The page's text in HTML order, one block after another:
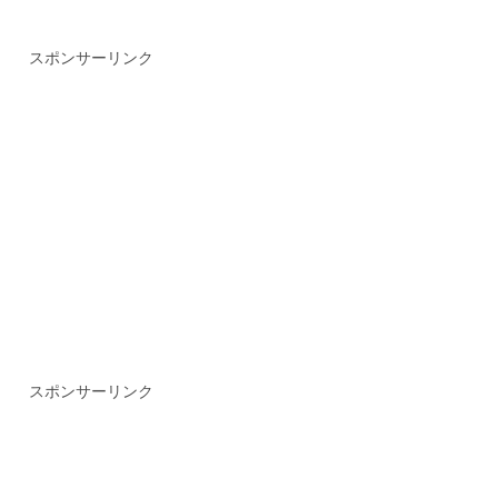
スポンサーリンク
スポンサーリンク